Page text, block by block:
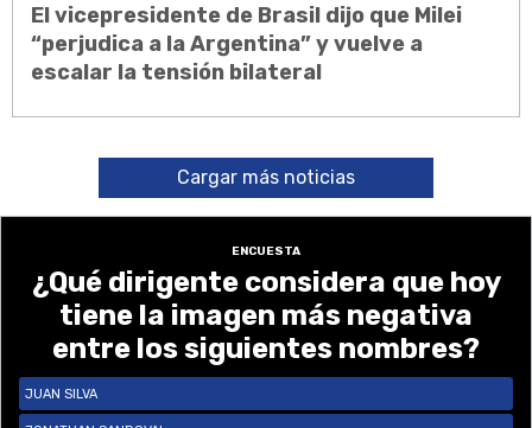
El vicepresidente de Brasil dijo que Milei
“perjudica a la Argentina” y vuelve a
escalar la tensión bilateral
Cargar más noticias
ENCUESTA
¿Qué dirigente considera que hoy
tiene la imagen más negativa
entre los siguientes nombres?
JUAN SILVA